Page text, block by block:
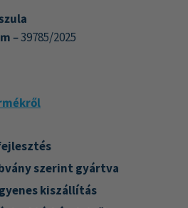
–39785/2025
szerint gyártva
kiszállítás